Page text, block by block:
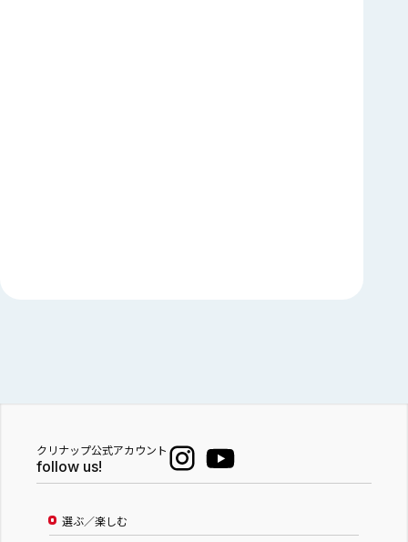
クリナップ公式アカウント
follow us!
選ぶ／楽しむ